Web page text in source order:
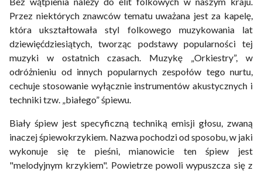
Przez niektórych znawców tematu uważana jest za kapelę,
która ukształtowała styl folkowego muzykowania lat
dziewięćdziesiątych, tworząc podstawy popularności tej
muzyki w ostatnich czasach. Muzykę „Orkiestry”, w
odróżnieniu od innych popularnych zespołów tego nurtu,
cechuje stosowanie wyłącznie instrumentów akustycznych i
techniki tzw. „białego” śpiewu.
Biały śpiew jest specyficzną techniką emisji głosu, zwaną
inaczej śpiewokrzykiem. Nazwa pochodzi od sposobu, w jaki
wykonuje się te pieśni, mianowicie ten śpiew jest
"melodyjnym krzykiem". Powietrze powoli wypuszcza się z